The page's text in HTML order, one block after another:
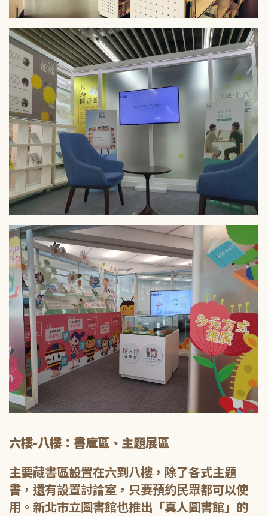
六樓-八樓：書庫區、主題展區
主要藏書區設置在六到八樓，除了各式主題
書，還有設置討論室，只要預約民眾都可以使
用。新北市立圖書館也推出「真人圖書館」的